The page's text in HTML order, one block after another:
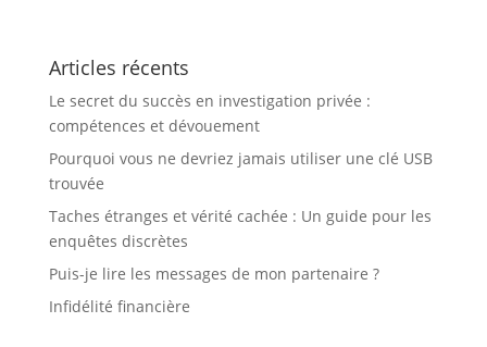
Articles récents
Le secret du succès en investigation privée :
compétences et dévouement
Pourquoi vous ne devriez jamais utiliser une clé USB
trouvée
Taches étranges et vérité cachée : Un guide pour les
enquêtes discrètes
Puis-je lire les messages de mon partenaire ?
Infidélité financière